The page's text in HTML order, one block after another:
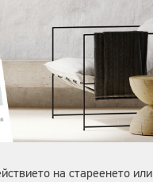
на стареенето или